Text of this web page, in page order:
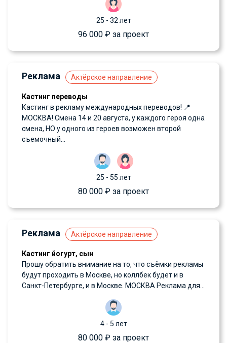
25 - 32 лет
96 000 ₽ за проект
Реклама Актёрское направление
Кастинг переводы
Кастинг в рекламу международных переводов! 📍
МОСКВА! Смена 14 и 20 августа, у каждого героя одна
смена, НО у одного из героев возможен второй
съемочный...
25 - 55 лет
80 000 ₽ за проект
Реклама Актёрское направление
Кастинг йогурт, сын
Прошу обратить внимание на то, что съёмки рекламы
будут проходить в Москве, но коллбек будет и в
Санкт-Петербурге, и в Москве. МОСКВА Реклама для...
4 - 5 лет
80 000 ₽ за проект